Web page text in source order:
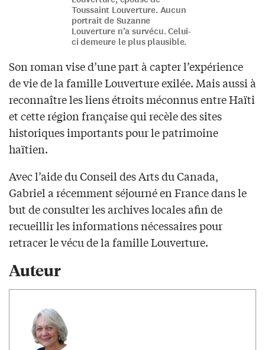
Toussaint Louverture. Aucun
portrait de Suzanne
Louverture n’a survécu. Celui-
ci demeure le plus plausible.
Son roman vise d’une part à capter l’expérience
de vie de la famille Louverture exilée. Mais aussi à
reconnaître les liens étroits méconnus entre Haïti
et cette région française qui recèle des sites
historiques importants pour le patrimoine
haïtien.
Avec l’aide du Conseil des Arts du Canada,
Gabriel a récemment séjourné en France dans le
but de consulter les archives locales afin de
recueillir les informations nécessaires pour
retracer le vécu de la famille Louverture.
Auteur